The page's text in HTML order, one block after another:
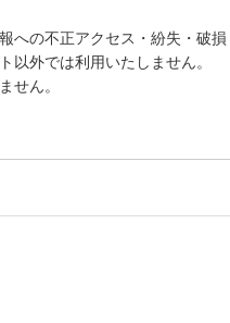
への不正アクセス・紛失・破
以外では利用いたしません。
せん。